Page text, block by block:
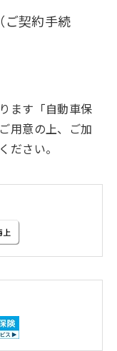
（ご契約手続
ます「自動車保
用意の上、ご加
ださい。